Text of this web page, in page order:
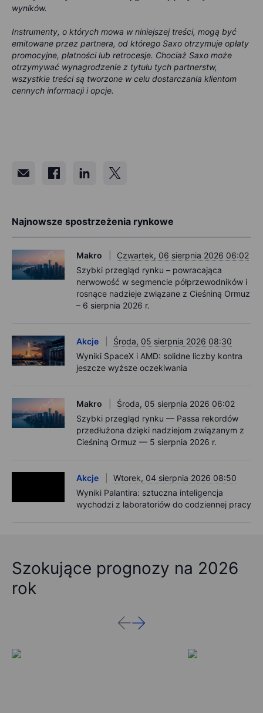
wyników.
Instrumenty, o których mowa w niniejszej treści, mogą być
emitowane przez partnera, od którego Saxo otrzymuje opłaty
promocyjne, płatności lub retrocesje. Chociaż Saxo może
otrzymywać wynagrodzenie z tytułu tych partnerstw,
wszystkie treści są tworzone w celu dostarczania klientom
cennych informacji i opcje.
Najnowsze spostrzeżenia rynkowe
Makro
Czwartek, 06 sierpnia 2026 06:02
Szybki przegląd rynku – powracająca
nerwowość w segmencie półprzewodników i
rosnące nadzieje związane z Cieśniną Ormuz
– 6 sierpnia 2026 r.
Akcje
Środa, 05 sierpnia 2026 08:30
Wyniki SpaceX i AMD: solidne liczby kontra
jeszcze wyższe oczekiwania
Makro
Środa, 05 sierpnia 2026 06:02
Szybki przegląd rynku — Passa rekordów
przedłużona dzięki nadziejom związanym z
Cieśniną Ormuz — 5 sierpnia 2026 r.
Akcje
Wtorek, 04 sierpnia 2026 08:50
Wyniki Palantira: sztuczna inteligencja
wychodzi z laboratoriów do codziennej pracy
Szokujące prognozy na 2026
rok